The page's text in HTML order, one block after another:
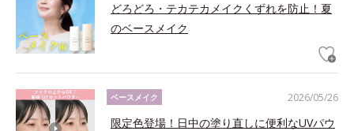
どろどろ・テカテカメイクくずれを防止！夏
のベースメイク
2026/05/26
ベースメイク
限定色登場！日中の塗り直しに便利なUVパウ